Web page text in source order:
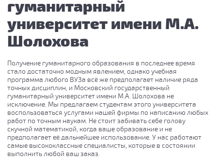
гуманитарный
университет имени М.А.
Шолохова
Получение гуманитарного образования в последнее время
стало достаточно модным явлением, однако учебная
программа любого ВУЗа всё же предполагает наличие ряда
точных дисциплин, и Московский государственный
гуманитарный университет имени М.А. Шолохова не
исключение. Мы предлагаем студентам этого университета
воспользоваться услугами нашей фирмы по написанию любых
работ по точным наукам. Не стоит забивать себе голову
скучной математикой, когда ваше образование и не
предполагает её дальнейшее использование. У нас работают
самые высококлассные специалисты, которые в состоянии
выполнить любой ваш заказ.